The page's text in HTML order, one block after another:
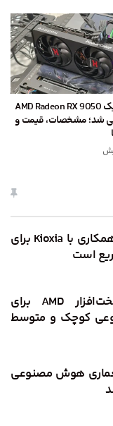
کارت گرافیک AMD Radeon RX 9050
شد؛ مشخصات، قیمت و
انویدیا ظاهرا در حال همکاری با Kioxia برای
ایلان ماسک از سخت‌افزار AMD برای
کوچک و متوسط
هوش مصنوعی